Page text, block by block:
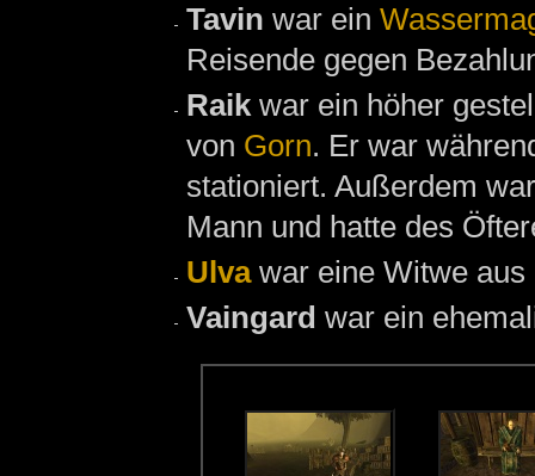
Tavin war ein
Reisende gegen
Raikwar ein höher
von Gorn. Er war
stationiert. Außerdem
Mann und hatte des
Ulvawar eine Witwe aus
Vaingard war ein